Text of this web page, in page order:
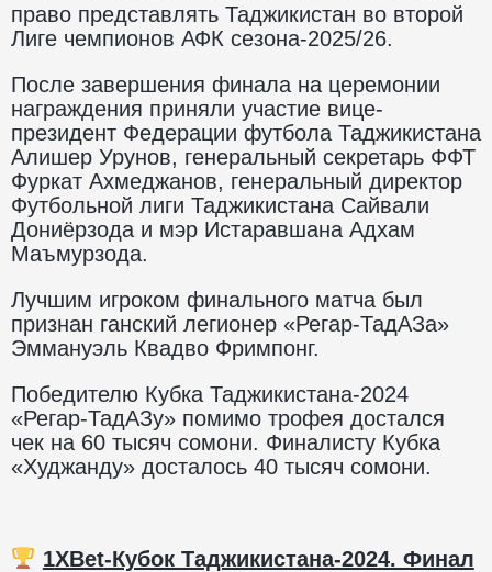
право представлять Таджикистан во второй
Лиге чемпионов АФК сезона-2025/26.
После завершения финала на церемонии
награждения приняли участие вице-
президент Федерации футбола Таджикистана
Алишер Урунов, генеральный секретарь ФФТ
Фуркат Ахмеджанов, генеральный директор
Футбольной лиги Таджикистана Сайвали
Дониёрзода и мэр Истаравшана Адхам
Маъмурзода.
Лучшим игроком финального матча был
признан ганский легионер «Регар-ТадАЗа»
Эммануэль Квадво Фримпонг.
Победителю Кубка Таджикистана-2024
«Регар-ТадАЗу» помимо трофея достался
чек на 60 тысяч сомони. Финалисту Кубка
«Худжанду» досталось 40 тысяч сомони.
1XBet-Кубок Таджикистана-2024. Финал